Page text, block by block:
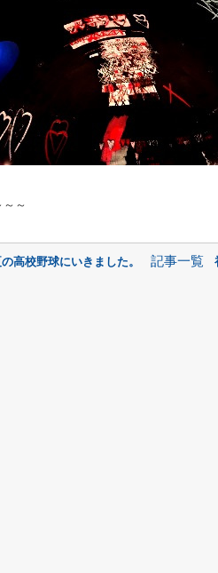
～
高校野球にいきました。 記事一覧